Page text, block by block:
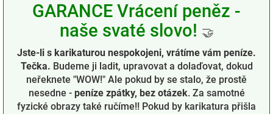
GARANCE Vrácení peněz -
naše svaté slovo! 🤝
Jste-li s karikaturou nespokojeni, vrátíme vám peníze.
Tečka. Budeme ji ladit, upravovat a dolaďovat, dokud
neřeknete "WOW!" Ale pokud by se stalo, že prostě
nesedne - peníze zpátky, bez otázek. Za samotné
fyzické obrazy také ručíme!! Pokud by karikatura přišla